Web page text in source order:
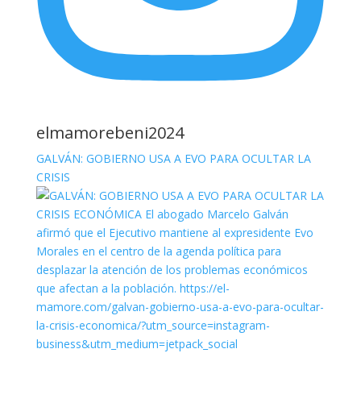
elmamorebeni2024
GALVÁN: GOBIERNO USA A EVO PARA OCULTAR LA
CRISIS